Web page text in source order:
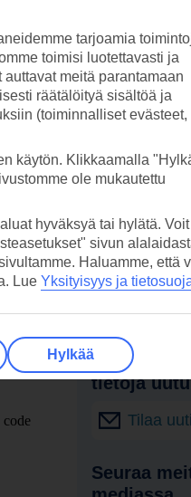
tietoja
Tilaa
Seuraa
tarjoamia
toimisi luotettavasti ja
meitä parantamaan
räätälöityä sisältöä ja
(toiminnalliset evästeet,
käytön. Klikkaamalla
ole mukautettu
hyväksyä tai hylätä. Voit
sivun
Haluamme, että
Lue Yksityisyys ja
Hylkää